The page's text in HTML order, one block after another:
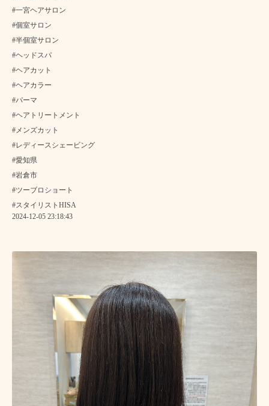
#一宮ヘアサロン
#個室サロン
#半個室サロン
#ヘッドスパ
#ヘアカット
#ヘアカラー
#パーマ
#ヘアトリートメント
#メンズカット
#レディースシェービング
#愛知県
#岩倉市
#ツーブロショート
#スタイリストHISA
2024-12-05 23:18:43